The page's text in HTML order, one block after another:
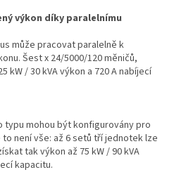
výkon díky paralelnímu
může pracovat paralelně k
Šest x 24/5000/120 měničů,
kW / 30 kVA výkon a 720 A nabíjecí
typu mohou být konfigurovány pro
není vše: až 6 setů tří jednotek lze
tak výkon až 75 kW / 90 kVA
kapacitu.